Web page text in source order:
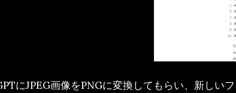
にJPEG画像をPNGに変換してもらい、新しい